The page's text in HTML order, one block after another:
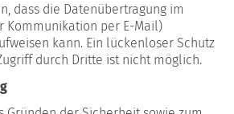
dass die Datenübertragung im
Kommunikation per E-Mail)
kann. Ein lückenloser Schutz
durch Dritte ist nicht möglich.